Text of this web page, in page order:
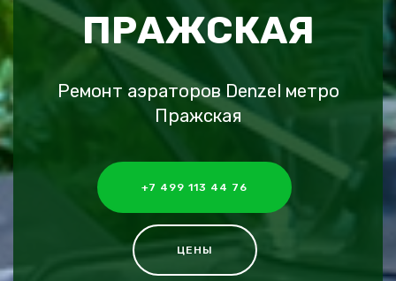
ПРАЖСКАЯ
Ремонт аэраторов Denzel метро
Пражская
+7 499 113 44 76
ЦЕНЫ